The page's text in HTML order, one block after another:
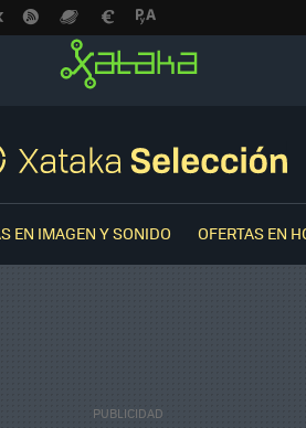
EN IMAGEN Y SONIDO OFERTAS EN